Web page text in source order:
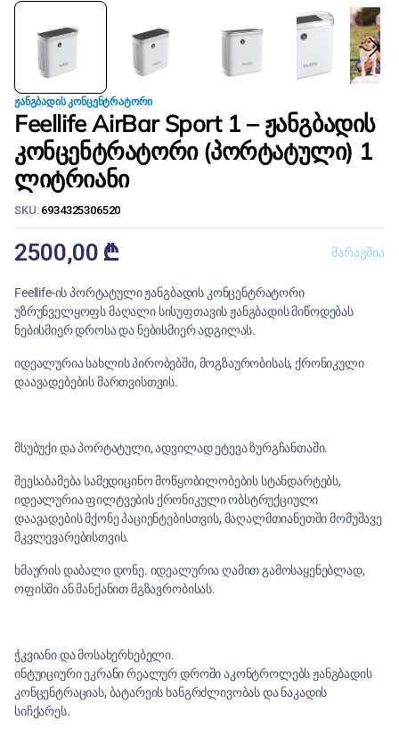
ᲟᲐᲜᲒᲑᲐᲓᲘᲡ ᲙᲝᲜᲪᲔᲜᲢᲠᲐᲢᲝᲠᲘ
Feellife AirBar Sport 1 – ჟანგბადის
კონცენტრატორი (პორტატული) 1
ლიტრიანი
SKU: 6934325306520
2500,00 ₾ მარაგშია
Feellife-ის პორტატული ჟანგბადის კონცენტრატორი
უზრუნველყოფს მაღალი სისუფთავის ჟანგბადის მიწოდებას
ნებისმიერ დროსა და ნებისმიერ ადგილას.
იდეალურია სახლის პირობებში, მოგზაურობისას, ქრონიკული
დაავადებების მართვისთვის.
მსუბუქი და პორტატული, ადვილად ეტევა ზურგჩანთაში.
შეესაბამება სამედიცინო მოწყობილობების სტანდარტებს,
იდეალურია ფილტვების ქრონიკული ობსტრუქციული
დაავადების მქონე პაციენტებისთვის, მაღალმთიანეთში მომუშავე
მკვლევარებისთვის.
ხმაურის დაბალი დონე. იდეალურია ღამით გამოსაყენებლად,
ოფისში ან მანქანით მგზავრობისას.
ჭკვიანი და მოსახერხებელი.
ინტუიციური ეკრანი რეალურ დროში აკონტროლებს ჟანგბადის
კონცენტრაციას, ბატარეის ხანგრძლივობას და ნაკადის
სიჩქარეს.